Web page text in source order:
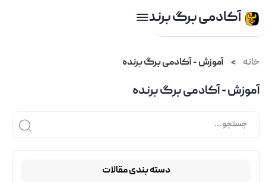
آکادمی برگ برنده
خانه > آموزش - آکادمی برگ برنده
آموزش - آکادمی برگ برنده
دسته بندی مقالات